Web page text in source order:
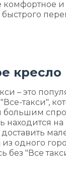
комфортное и
быстрого
кресло
– это
такси",
большим
находится
одного
без "Все